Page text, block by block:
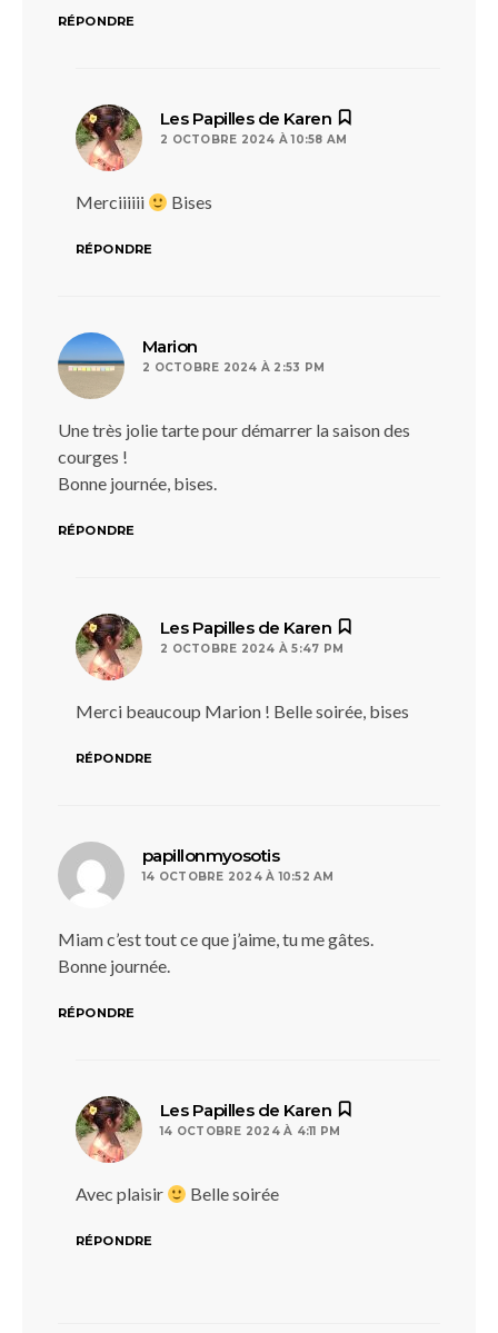
RÉPONDRE
Les Papilles de Karen
2 OCTOBRE 2024 À 10:58 AM
Merciiiiii Bises
RÉPONDRE
Marion
2 OCTOBRE 2024 À 2:53 PM
Une très jolie tarte pour démarrer la saison des
courges !
Bonne journée, bises.
RÉPONDRE
Les Papilles de Karen
2 OCTOBRE 2024 À 5:47 PM
Merci beaucoup Marion ! Belle soirée, bises
RÉPONDRE
papillonmyosotisdit :
14 OCTOBRE 2024 À 10:52 AM
Miam c’est tout ce que j’aime, tu me gâtes.
Bonne journée.
RÉPONDRE
Les Papilles de Karen
14 OCTOBRE 2024 À 4:11 PM
Avec plaisir Belle soirée
RÉPONDRE